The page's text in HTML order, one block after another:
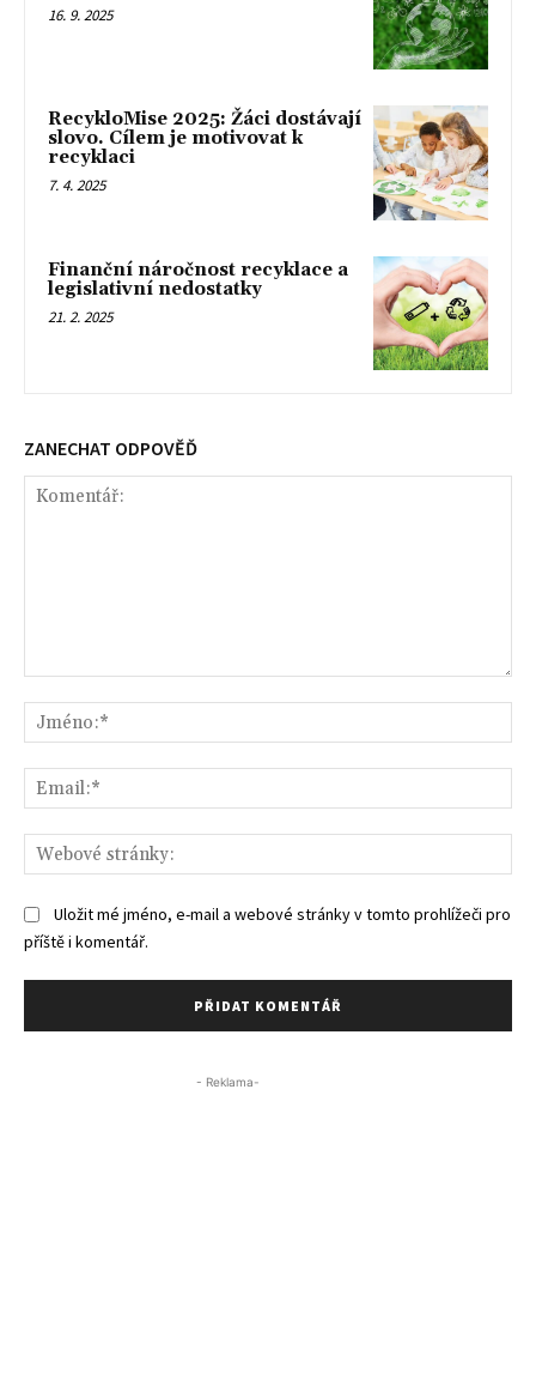
16. 9. 2025
RecykloMise 2025: Žáci dostávají
slovo. Cílem je motivovat k
recyklaci
7. 4. 2025
Finanční náročnost recyklace a
legislativní nedostatky
21. 2. 2025
ZANECHAT ODPOVĚĎ
Uložit mé jméno, e-mail a webové stránky v tomto prohlížeči pro
příště i komentář.
- Reklama-